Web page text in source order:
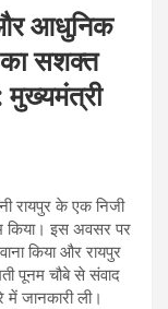
और आधुनिक
का सशक्त
मुख्यमंत्री
रायपुर के एक निजी
किया। इस अवसर पर
किया और रायपुर
पूनम चौबे से संवाद
जानकारी ली।